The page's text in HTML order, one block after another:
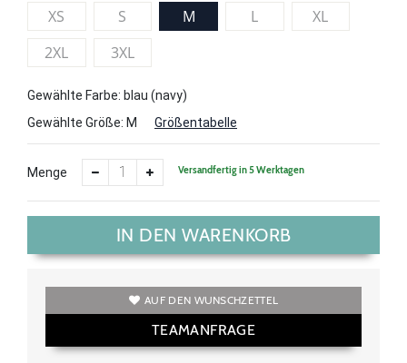
XS S M L
XL
2XL
3XL
Gewählte Farbe: blau (navy)
Gewählte Größe: M Größentabelle
Menge Versandfertig in 5 Werktagen
IN DEN WARENKORB
AUF DEN WUNSCHZETTEL
TEAMANFRAGE